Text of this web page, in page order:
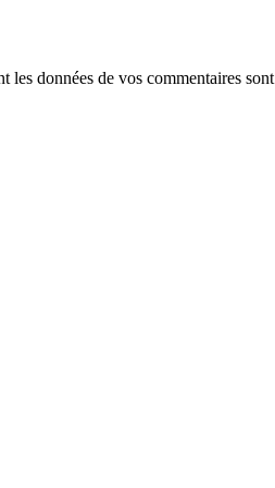
les données de vos commentaires sont